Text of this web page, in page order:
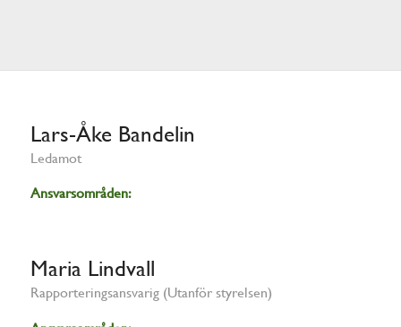
Lars-Åke Bandelin
Ledamot
Ansvarsområden:
Maria Lindvall
Rapporteringsansvarig (Utanför styrelsen)